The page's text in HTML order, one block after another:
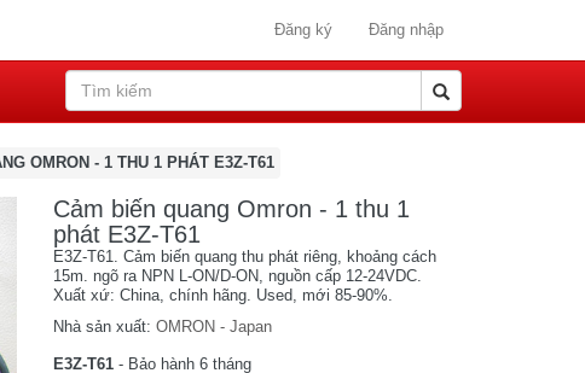
Đăng ký Đăng nhập
OMRON - 1 THU 1 PHÁT E3Z-T61
Cảm biến quang Omron - 1 thu 1
phát E3Z-T61
E3Z-T61. Cảm biến quang thu phát riêng, khoảng cách
15m. ngõ ra NPN L-ON/D-ON, nguồn cấp 12-24VDC.
Xuất xứ: China, chính hãng. Used, mới 85-90%.
Nhà sản xuất: OMRON - Japan
E3Z-T61- Bảo hành 6 tháng